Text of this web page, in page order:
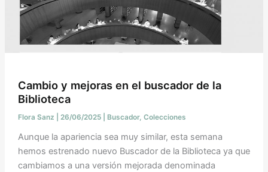
Cambio y mejoras en el buscador de la
Biblioteca
Flora Sanz 26/06/2025 Buscador, Colecciones
Aunque la apariencia sea muy similar, esta semana
hemos estrenado nuevo Buscador de la Biblioteca ya que
cambiamos a una versión mejorada denominada